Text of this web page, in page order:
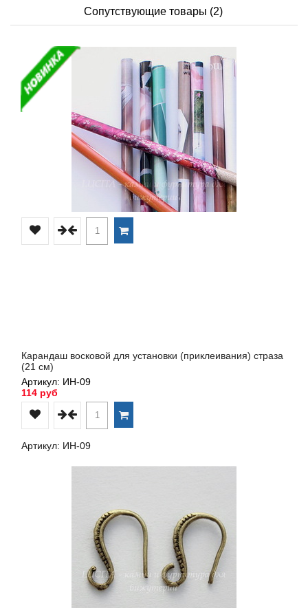
Сопутствующие товары (2)
Карандаш восковой для установки (приклеивания) страза
(21 см)
Артикул: ИН-09
114 руб
Артикул: ИН-09